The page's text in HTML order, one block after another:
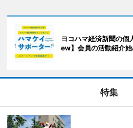
ヨコハマ経済新聞の
ew】会員の活動紹介
特集